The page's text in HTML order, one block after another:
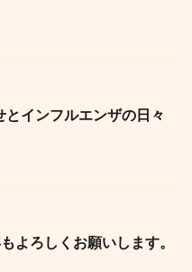
とインフルエンザの日々
ろしくお願いします。